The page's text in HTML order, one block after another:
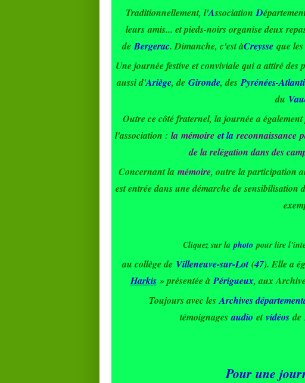
Traditionnellement, l'AssociationD
leurs amis... et pieds-noirs organise deux
deBergerac. Dimanche, c'est àCreysse que
Une journée festive et conviviale qui a attiré
aussi d'Ariège, de Gironde, desPyrénées-
du
Outre ce côté fraternel, la journée a
l'association : la mémoire et lareconnaissance
de la relégation dans des
Concernant la mémoire, outre la participation
est entrée dans une démarche de sensibilisation
Cliquez sur laphoto pour lire
au collège de Villeneuve-sur-Lot(47). Elle a
Harkis» présentée àPérigueux, aux
Toujours avec lesArchives
témoignagesaudio etvidéosde
Pour une